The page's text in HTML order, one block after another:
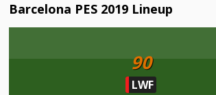
Barcelona PES 2019 Lineup
90
LWF